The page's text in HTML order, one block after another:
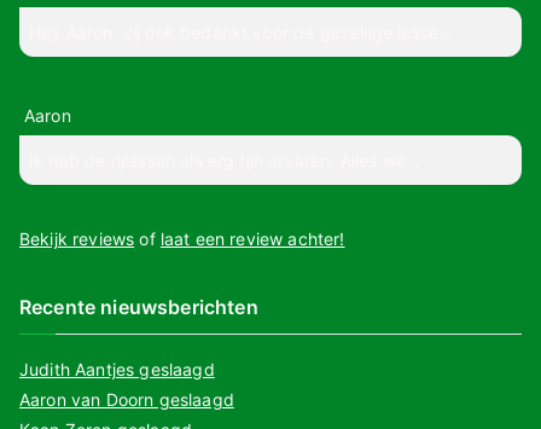
Aaron
Bekijk reviews of laat een review achter!
Recente nieuwsberichten
Judith Aantjes geslaagd
Aaron van Doorn geslaagd